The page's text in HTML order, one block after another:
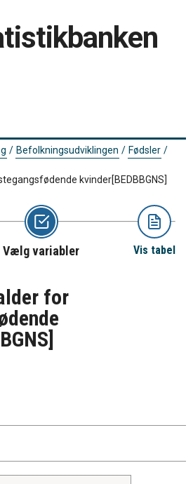
/ Befolkningsudviklingen / Fødsler /
kvinder[BEDBBGNS]
Vælg variabler Vis tabel
for